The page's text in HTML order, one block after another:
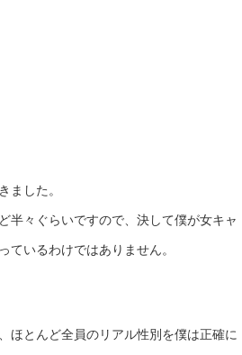
ました。
半々ぐらいですので、決して僕が女キャ
ているわけではありません。
ほとんど全員のリアル性別を僕は正確に